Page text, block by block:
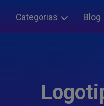
Categorias Blog